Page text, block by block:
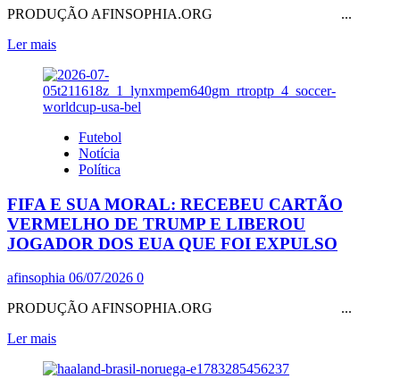
É
PRODUÇÃO AFINSOPHIA.ORG ...
Ler maisLeia
sobre
PESQUISA
QUAEST
NO
2°
TURNO,
SUAVE
DIANTE
DO
HORIZONTE,
45%
E
RACHADÃO,
VAZANDO
PELAS
RACHAS,
Futebol
Notícia
Política
FIFA E SUA MORAL: RECEBEU CARTÃO
VERMELHO DE TRUMP E LIBEROU
JOGADOR DOS EUA QUE FOI EXPULSO
afinsophia 06/07/2026 0
PRODUÇÃO AFINSOPHIA.ORG ...
Ler maisLeia
sobre